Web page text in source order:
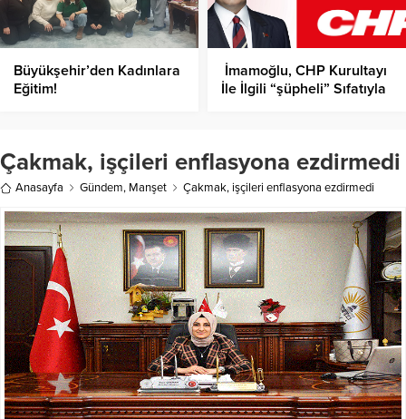
Büyükşehir’den Kadınlara
Eğitim!
İmamoğlu, CHP Kurultayı
İle İlgili “şüpheli” Sıfatıyla
Çakmak, işçileri enflasyona ezdirmedi
Anasayfa Gündem, Manşet Çakmak, işçileri enflasyona ezdirmedi